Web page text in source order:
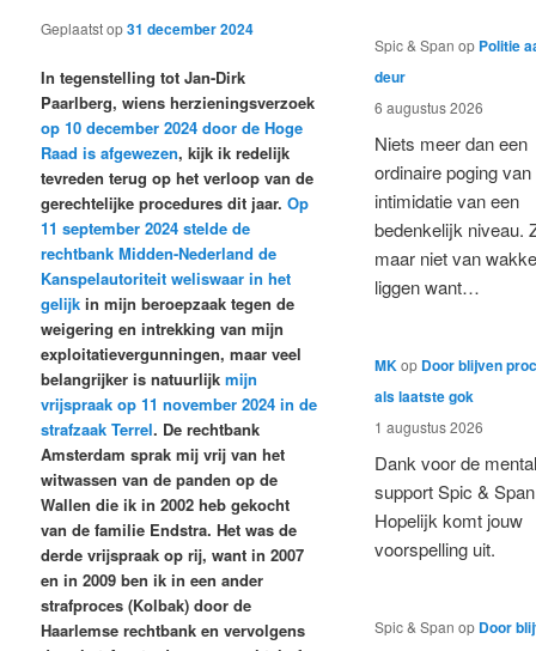
Geplaatst op31 december 2024
In tegenstelling tot Jan-Dirk
Paarlberg, wiens herzieningsverzoek
op 10 december 2024 door de Hoge
Raad is afgewezen, kijk ik redelijk
tevreden terug op het verloop van de
gerechtelijke procedures dit jaar.Op
11 september 2024 stelde de
rechtbank Midden-Nederland de
Kanspelautoriteit weliswaar in het
gelijk in mijn beroepzaak tegen de
weigering en intrekking van mijn
exploitatievergunningen, maar veel
belangrijker is natuurlijkmijn
vrijspraak op 11 november 2024 in de
strafzaak Terrel. De rechtbank
Amsterdam sprak mij vrij van het
witwassen van de panden op de
Wallen die ik in 2002 heb gekocht
van de familie Endstra. Het was de
derde vrijspraak op rij, want in 2007
en in 2009 ben ikin een ander
strafproces (Kolbak) door de
Haarlemse rechtbank en vervolgens
Spic & Span op Politie
deur
6 augustus 2026
Niets meer dan een
ordinaire poging van
intimidatie van een
bedenkelijk niveau.
maar niet van
liggen want…
MKop Door blijven
als laatste gok
1 augustus 2026
Dank voor de mental
support Spic &
Hopelijk komt jouw
voorspelling uit.
Spic & Span op Door